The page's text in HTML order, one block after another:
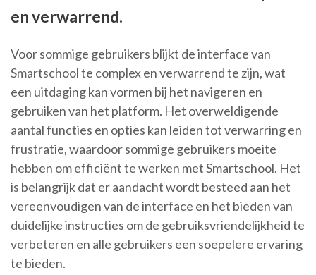
en verwarrend.
Voor sommige gebruikers blijkt de interface van
Smartschool te complex en verwarrend te zijn, wat
een uitdaging kan vormen bij het navigeren en
gebruiken van het platform. Het overweldigende
aantal functies en opties kan leiden tot verwarring en
frustratie, waardoor sommige gebruikers moeite
hebben om efficiënt te werken met Smartschool. Het
is belangrijk dat er aandacht wordt besteed aan het
vereenvoudigen van de interface en het bieden van
duidelijke instructies om de gebruiksvriendelijkheid te
verbeteren en alle gebruikers een soepelere ervaring
te bieden.